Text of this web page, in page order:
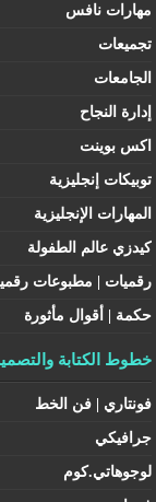
مهارات نافس
تجميعات
الجامعات
إدارة النجاح
اكس بوينت
توبيكات إنجليزية
المهارات الإنجليزية
كيدزي عالم الطفولة
رقميات | مطبوعات
حكمة | أقوال مأثورة
خطوط الكتابة
فونتاري | فن الخط
جرافيكي
لوجوهاتي.كوم